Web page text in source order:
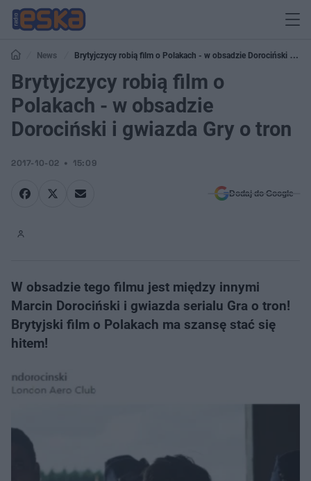
News
Brytyjczycy robią film o Polakach - w obsadzie Dorociński i
gwiazda Gry o tron
Brytyjczycy robią film o
Polakach - w obsadzie
Dorociński i gwiazda Gry o tron
2017-10-02 15:09
Dodaj do Google
W obsadzie tego filmu jest między innymi
Marcin Dorociński i gwiazda serialu Gra o tron!
Brytyjski film o Polakach ma szansę stać się
hitem!